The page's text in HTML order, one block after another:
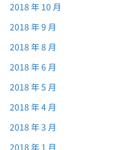
2018 年 10 月
2018 年 9 月
2018 年 8 月
2018 年 6 月
2018 年 5 月
2018 年 4 月
2018 年 3 月
2018 年 1 月